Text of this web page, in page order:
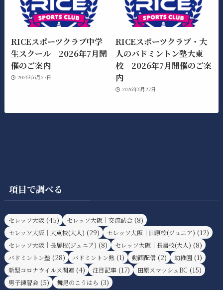
RICEスポーツクラブ中学
生スクール 2026年7月開
催のご案内
2026年6月27日
RICEスポーツクラブ・大
人のバドミントン塾大東
校 2026年7月開催のご案
内
2026年6月27日
項目で調べる
セレッソ大阪 (45) セレッソ大阪｜交流試合 (8)
セレッソ大阪｜大東校(大人) (29) セレッソ大阪｜田原校(ジュニア) (12)
セレッソ大阪｜長居校(ジュニア) (8) セレッソ大阪｜長居校(大人) (8)
バドミントン塾 (28) バドミントン熟 (1) 動画配信 (2) 幼稚園 (1)
新型コロナウイルス関連 (4) 注目記事 (17) 田原スマッシュBC (15)
男子練習会 (5) 舞昆のこうはら (3)